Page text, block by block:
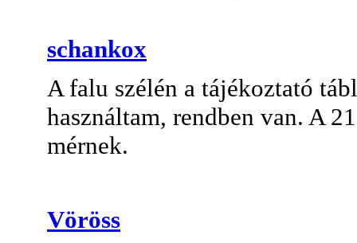
schankox
A falu szélén a tájékoztató
használtam, rendben van. A
mérnek.
Vöröss